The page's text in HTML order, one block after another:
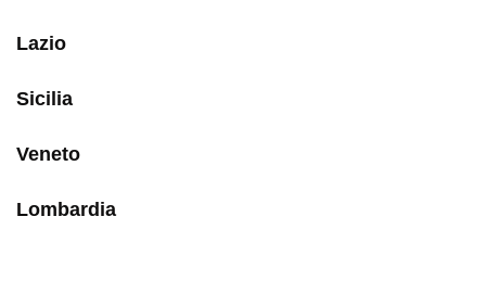
Lazio
Sicilia
Veneto
Lombardia